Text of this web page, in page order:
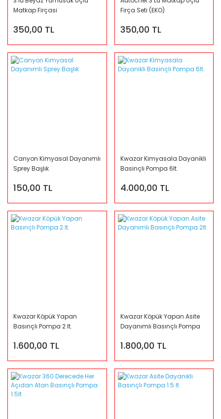
Matkap Firçasi
350,00 TL
Firça Seti (EKO)
350,00 TL
Canyon Kimyasal Dayanımlı
Sprey Başlık
150,00 TL
Kwazar Kimyasala Dayanikli
Basinçli Pompa 6lt.
4.000,00 TL
Kwazar Köpük Yapan
Basınçlı Pompa 2 lt.
1.600,00 TL
Kwazar Köpük Yapan Asite
Dayanımlı Basınçlı Pompa
1.800,00 TL